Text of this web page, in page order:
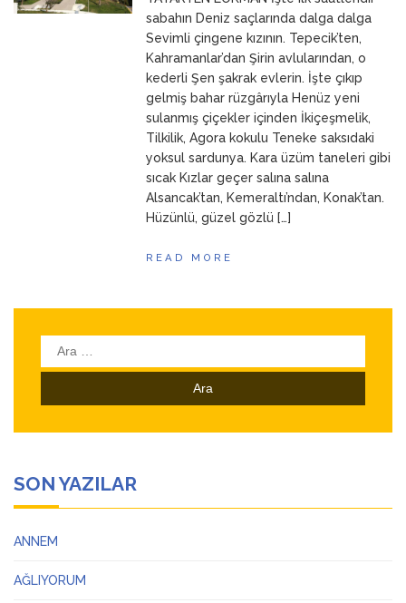
23 Mart 2026 ANNEMsabahın Deniz saçlarında dalga dalga
Sevimli çingene kızının. Tepecik’ten,
Kahramanlar’dan Şirin avlularından, o
kederli Şen şakrak evlerin. İşte çıkıp
gelmiş bahar rüzgârıyla Henüz yeni
sulanmış çiçekler içinden İkiçeşmelik,
Tilkilik, Agora kokulu Teneke saksıdaki
yoksul sardunya. Kara üzüm taneleri gibi
sıcak Kızlar geçer salına salına
Alsancak’tan, Kemeraltı’ndan, Konak’tan.
Hüzünlü, güzel gözlü […]
READ MORE
Arama:
SON YAZILAR
ANNEM
AĞLIYORUM